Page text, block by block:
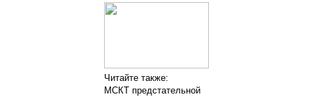
Читайте также:
МСКТ предстательной